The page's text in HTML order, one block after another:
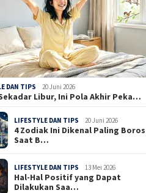
DAN TIPS 20 Juni 2026
Libur, Ini Pola Akhir Peka…
LIFESTYLE DAN TIPS 20 Juni 2026
4 Zodiak Ini Dikenal Paling Boros
Saat B…
LIFESTYLE DAN TIPS 13 Mei 2026
Hal-Hal Positif yang Dapat
Dilakukan Saa…